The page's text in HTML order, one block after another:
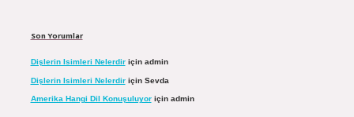
Son Yorumlar
Dişlerin Isimleri Nelerdiriçin admin
Dişlerin Isimleri Nelerdiriçin Sevda
Amerika Hangi Dil Konuşuluyoriçin admin